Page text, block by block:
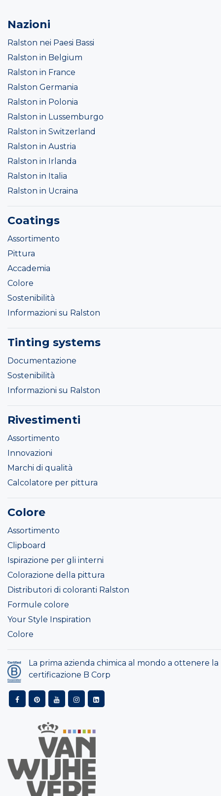
Nazioni
Ralston nei Paesi Bassi
Ralston in Belgium
Ralston in France
Ralston Germania
Ralston in Polonia
Ralston in Lussemburgo
Ralston in Switzerland
Ralston in Austria
Ralston in Irlanda
Ralston in Italia
Ralston in Ucraina
Coatings
Assortimento
Pittura
Accademia
Colore
Sostenibilità
Informazioni su Ralston
Tinting systems
Documentazione
Sostenibilità
Informazioni su Ralston
Rivestimenti
Assortimento
Innovazioni
Marchi di qualità
Calcolatore per pittura
Colore
Assortimento
Clipboard
Ispirazione per gli interni
Colorazione della pittura
Distributori di coloranti Ralston
Formule colore
Your Style Inspiration
Colore
La prima azienda chimica al mondo a ottenere la
certificazione B Corp